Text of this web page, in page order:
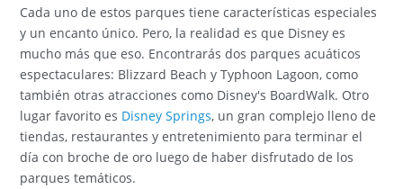
Cada uno de estos parques tiene características especiales
y un encanto único. Pero, la realidad es que Disney es
mucho más que eso. Encontrarás dos parques acuáticos
espectaculares: Blizzard Beach y Typhoon Lagoon, como
también otras atracciones como Disney's BoardWalk. Otro
lugar favorito es Disney Springs, un gran complejo lleno de
tiendas, restaurantes y entretenimiento para terminar el
día con broche de oro luego de haber disfrutado de los
parques temáticos.